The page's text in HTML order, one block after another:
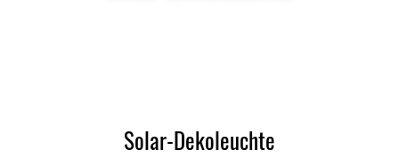
Solar-Dekoleuchte